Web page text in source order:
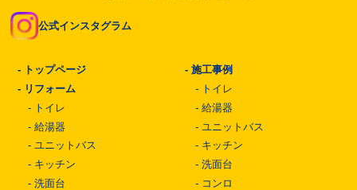
公式インスタグラム
- トップページ
- リフォーム
- トイレ
- 給湯器
- ユニットバス
- キッチン
- 洗面台
-施工事例
- トイレ
-給湯器
- ユニットバス
- キッチン
-洗面台
- コンロ